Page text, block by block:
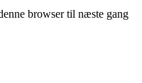
browser til næste gang